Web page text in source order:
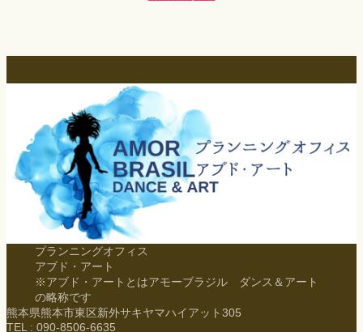
プランニングオフィス
アブド・アート
※アブド・アートとはアモーブラジル ダンス＆アート
の略称です
熊本県熊本市東区新外サキヤマハイアット305
TEL : 090-8506-6635